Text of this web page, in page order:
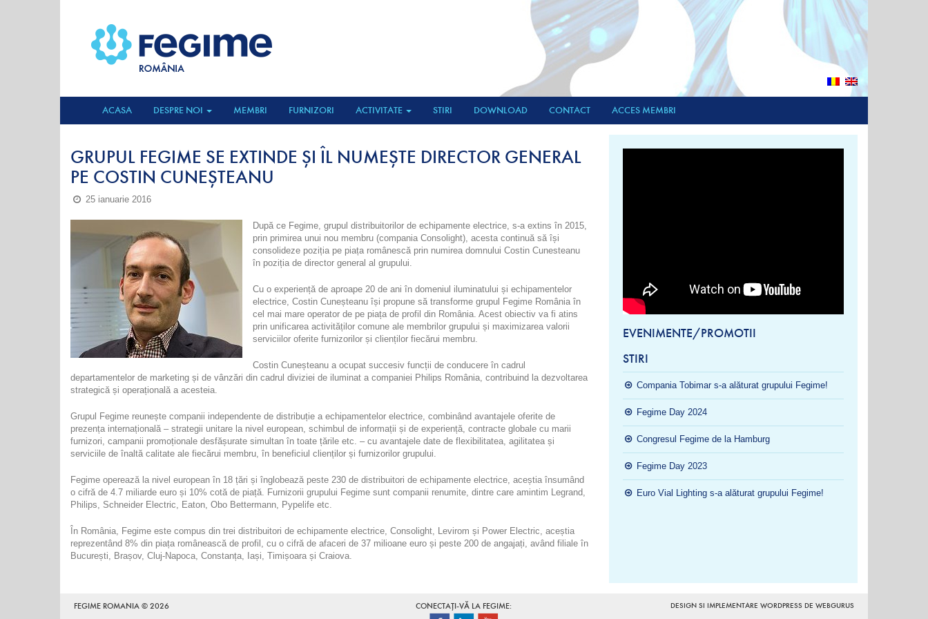
ACASA DESPRE NOI MEMBRI FURNIZORI ACTIVITATE STIRI DOWNLOAD CONTACT ACCES MEMBRI
GRUPUL FEGIME SE EXTINDE ȘI ÎL NUMEȘTE DIRECTOR GENERAL
PE COSTIN CUNEȘTEANU
25 ianuarie 2016
După ce Fegime, grupul distribuitorilor de echipamente electrice, s-a extins în 2015,
prin primirea unui nou membru (compania Consolight), acesta continuă să își
consolideze poziția pe piața românescă prin numirea domnului Costin Cunesteanu
în poziția de director general al grupului.
Cu o experiență de aproape 20 de ani în domeniul iluminatului și echipamentelor
electrice, Costin Cuneșteanu își propune să transforme grupul Fegime România în
cel mai mare operator de pe piața de profil din România. Acest obiectiv va fi atins
prin unificarea activităților comune ale membrilor grupului și maximizarea valorii
serviciilor oferite furnizorilor și clienților fiecărui membru.
Costin Cuneșteanu a ocupat succesiv funcții de conducere în cadrul
departamentelor de marketing și de vânzări din cadrul diviziei de iluminat a companiei Philips România, contribuind la dezvoltarea
strategică și operațională a acesteia.
Grupul Fegime reunește companii independente de distribuție a echipamentelor electrice, combinând avantajele oferite de
prezența internațională – strategii unitare la nivel european, schimbul de informații și de experiență, contracte globale cu marii
furnizori, campanii promoționale desfășurate simultan în toate țările etc. – cu avantajele date de flexibilitatea, agilitatea și
serviciile de înaltă calitate ale fiecărui membru, în beneficiul clienților și furnizorilor grupului.
Fegime operează la nivel european în 18 țări și înglobează peste 230 de distribuitori de echipamente electrice, aceștia însumând
o cifră de 4.7 miliarde euro și 10% cotă de piață. Furnizorii grupului Fegime sunt companii renumite, dintre care amintim Legrand,
Philips, Schneider Electric, Eaton, Obo Bettermann, Pypelife etc.
În România, Fegime este compus din trei distribuitori de echipamente electrice, Consolight, Levirom și Power Electric, aceștia
reprezentând 8% din piața românească de profil, cu o cifră de afaceri de 37 milioane euro și peste 200 de angajați, având filiale în
București, Brașov, Cluj-Napoca, Constanța, Iași, Timișoara și Craiova.
EVENIMENTE/PROMOTII
STIRI
Compania Tobimar s-a alăturat grupului Fegime!
Fegime Day 2024
Congresul Fegime de la Hamburg
Fegime Day 2023
Euro Vial Lighting s-a alăturat grupului Fegime!
FEGIME ROMANIA © 2026 CONECTAȚI-VĂ LA FEGIME: DESIGN SI IMPLEMENTARE WORDPRESS DE WEBGURUS